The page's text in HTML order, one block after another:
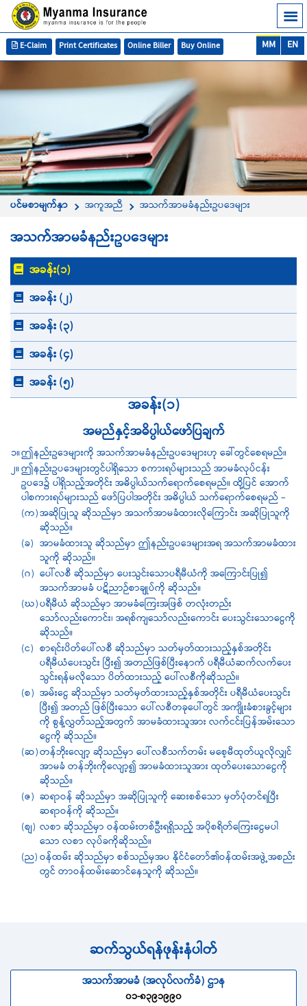
EN
MM
Buy Online
Online Biller
Print Certificates
E-Claim
ပင်မစာမျက်နှာ အကူအညီ အသက်အာမခံနည်းဥပဒေများ
အသက်အာမခံနည်းဥပဒေများ
အခန်း(၁)
အခန်း (၂)
အခန်း (၃)
အခန်း (၄)
အခန်း (၅)
အခန်း(၁)
အမည်နှင့်အဓိပ္ပါယ်ဖော်ပြချက်
၁။ဤနည်းဥဒေများကို အသက်အာမခံနည်းဥပဒေများဟု ခေါ်တွင်စေရမည်။
၂။ဤနည်းဥပဒေများတွင်ပါရှိသော စကားရပ်များသည် အာမခံလုပ်ငန်း
ဥပဒေ၌ ပါရှိသည့်အတိုင်း အဓိပ္ပါယ်သက်ရောက်စေရမည်။ ထို့ပြင် အောက်
ပါစကားရပ်များသည် ဖော်ပြပါအတိုင်း အဓိပ္ပါယ် သက်ရောက်စေရမည် –
(က)အဆိုပြုသူ ဆိုသည်မှာ အသက်အာမခံထားလိုကြောင်း အဆိုပြုသူကို
ဆိုသည်။
(ခ) အာမခံထားသူ ဆိုသည်မှာ ဤနည်းဥပဒေများအရ အသက်အာမခံထား
သူကို ဆိုသည်။
(ဂ) ပေါ်လစီ ဆိုသည်မှာ ပေးသွင်းသောပရီမီယံကို အကြောင်းပြု၍
အသက်အာမခံ ပဋိညာဉ်စာချုပ်ကို ဆိုသည်။
(ဃ)ပရီမီယံ ဆိုသည်မှာ အာမခံကြေးအဖြစ် တလုံးတည်း
သော်လည်းကောင်း၊ အရစ်ကျသော်လည်းကောင်း ပေးသွင်းသောငွေကို
ဆိုသည်။
(င) စာရင်းပိတ်ပေါ်လစီ ဆိုသည်မှာ သတ်မှတ်ထားသည့်နှစ်အတိုင်း
ပရီမီယံပေးသွင်း ပြီး၍ အတည်ဖြစ်ပြီးနောက် ပရီမီယံဆက်လက်ပေး
သွင်းရန်မလိုသော ပိတ်ထားသည့် ပေါ်လစီကိုဆိုသည်။
(စ) အမ်းငွေ ဆိုသည်မှာ သတ်မှတ်ထားသည့်နှစ်အတိုင်း ပရီမီယံပေးသွင်း
ပြီး၍ အတည် ဖြစ်ပြီးသော ပေါ်လစီတခုပေါ်တွင် အကျိုးခံစားခွင့်များ
ကို စွန့်လွှတ်သည့်အတွက် အာမခံထားသူအား လက်ငင်းပြန်အမ်းသော
ငွေကို ဆိုသည်။
(ဆ)တန်ဘိုးလျော့ ဆိုသည်မှာ ပေါ်လစီသက်တမ်း မစေ့မီထုတ်ယူလိုလျှင်
အာမခံ တန်ဘိုးကိုလျော့၍ အာမခံထားသူအား ထုတ်ပေးသောငွေကို
ဆိုသည်။
(ဇ) ဆရာဝန် ဆိုသည်မှာ အဆိုပြုသူကို ဆေးစစ်သော မှတ်ပုံတင်ရပြီး
ဆရာဝန်ကို ဆိုသည်။
(စျ) လစာ ဆိုသည်မှာ ဝန်ထမ်းတစ်ဦးရရှိသည့် အပိုစရိတ်ကြေးငွေမပါ
သော လစာ လုပ်ခကိုဆိုသည်။
(ည)ဝန်ထမ်း ဆိုသည်မှာ စစ်သည်မှအပ နိုင်ငံတော်၏ဝန်ထမ်းအဖွဲ့အစည်း
တွင် တာဝန်ထမ်းဆောင်နေသူကို ဆိုသည်။
ဆက်သွယ်ရန်ဖုန်းနံပါတ်
အသက်အာမခံ (အလုပ်လက်ခံ) ဌာန
၀၁-၈၃၉၁၉၉၀